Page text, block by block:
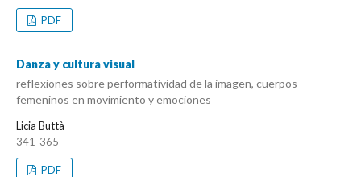
PDF
Danza y cultura visual
reflexiones sobre performatividad de la imagen, cuerpos
femeninos en movimiento y emociones
Licia Buttà
341-365
PDF